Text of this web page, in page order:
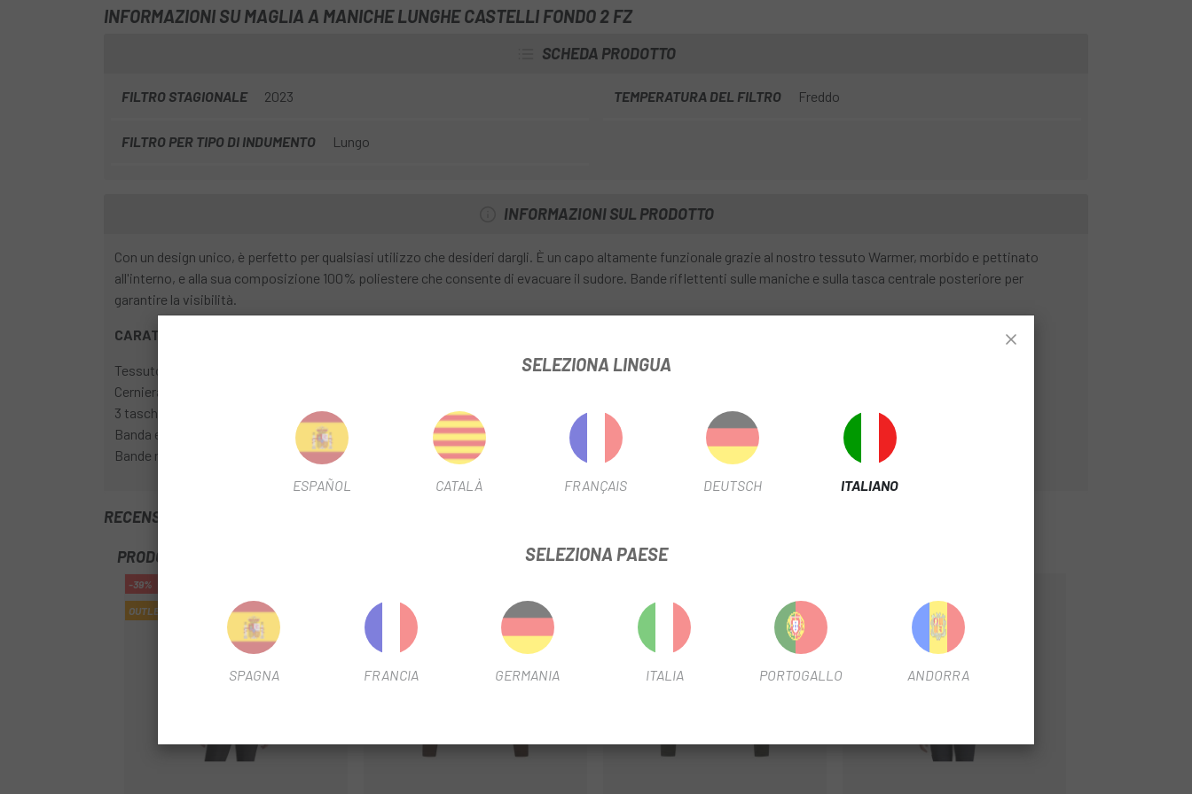
INFORMAZIONI SU MAGLIA A MANICHE LUNGHE CASTELLI FONDO 2 FZ
SCHEDA PRODOTTO
FILTRO STAGIONALE 2023 TEMPERATURA DEL FILTRO Freddo
FILTRO PER TIPO DI INDUMENTO Lungo
INFORMAZIONI SUL PRODOTTO
Con un design unico, è perfetto per qualsiasi utilizzo che desideri dargli. È un capo altamente funzionale grazie al nostro tessuto Warmer, morbido e pettinato
all'interno, e alla sua composizione 100% poliestere che consente di evacuare il sudore. Bande riflettenti sulle maniche e sulla tasca centrale posteriore per
garantire la visibilità.
CARATTERISTICHE DEL PRODOTTO
Tessuto in pile 100% poliestere per maggiore calore e traspirabilità
Cerniera YKK® Vislon® a scorrimento facile
3 tasche sul retro
Banda elastica con silicone in vita
Bande riflettenti sulle maniche e sulla tasca centrale posteriore
RECENSIONI TRUSTED SHOPS
PRODOTTI SIMILI
-39%
OUTLET OUTLET OUTLET
SELEZIONA LINGUA
ESPAÑOL CATALÀ FRANÇAIS DEUTSCH ITALIANO
SELEZIONA PAESE
SPAGNA FRANCIA GERMANIA ITALIA PORTOGALLO ANDORRA